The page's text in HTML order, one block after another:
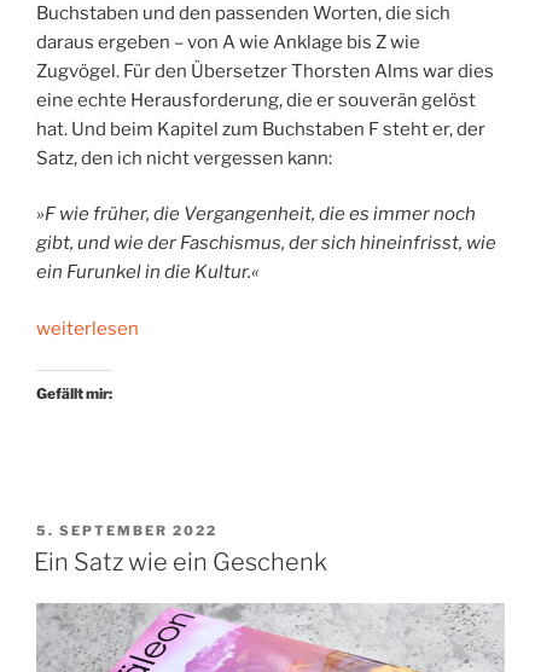
Buchstaben und den passenden Worten, die sich
daraus ergeben – von A wie Anklage bis Z wie
Zugvögel. Für den Übersetzer Thorsten Alms war dies
eine echte Herausforderung, die er souverän gelöst
hat. Und beim Kapitel zum Buchstaben F steht er, der
Satz, den ich nicht vergessen kann:
»F wie früher, die Vergangenheit, die es immer noch
gibt, und wie der Faschismus, der sich hineinfrisst, wie
ein Furunkel in die Kultur.«
„F
Faschismus.
weiterlesen
Gefällt mir:
VERÖFFENTLICHT
AM
5. SEPTEMBER 2022
Ein Satz wie ein Geschenk